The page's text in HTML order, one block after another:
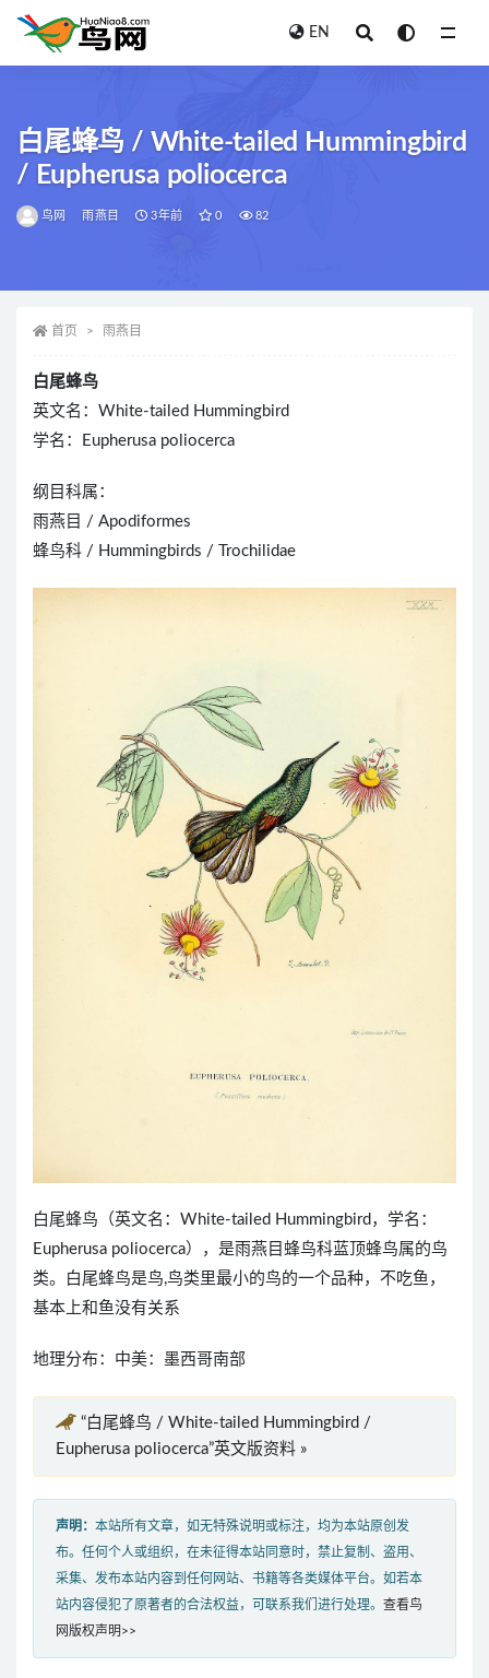
EN
白尾蜂鸟 / White-tailed Hummingbird
/ Eupherusa poliocerca
鸟网 雨燕目 3年前 0 82
首页 雨燕目
白尾蜂鸟
英文名：White-tailed Hummingbird
学名：Eupherusa poliocerca
纲目科属：
雨燕目 / Apodiformes
蜂鸟科 / Hummingbirds / Trochilidae
白尾蜂鸟（英文名：White-tailed Hummingbird，学名：
Eupherusa poliocerca），是雨燕目蜂鸟科蓝顶蜂鸟属的鸟
类。白尾蜂鸟是鸟,鸟类里最小的鸟的一个品种，不吃鱼，
基本上和鱼没有关系
地理分布：中美：墨西哥南部
“白尾蜂鸟 / White-tailed Hummingbird /
Eupherusa poliocerca”英文版资料 »
声明： 本站所有文章，如无特殊说明或标注，均为本站原创发
布。任何个人或组织，在未征得本站同意时，禁止复制、盗用、
采集、发布本站内容到任何网站、书籍等各类媒体平台。如若本
站内容侵犯了原著者的合法权益，可联系我们进行处理。 查看鸟
网版权声明>>